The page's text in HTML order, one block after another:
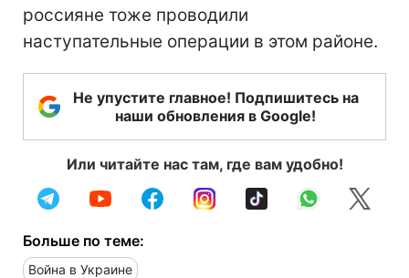
россияне тоже проводили
наступательные операции в этом районе.
Не упустите главное! Подпишитесь на
наши обновления в Google!
Или читайте нас там, где вам удобно!
Больше по теме:
Война в Украине